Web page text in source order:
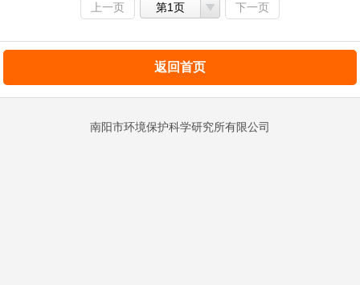
上一页 第1页 下一页
返回首页
南阳市环境保护科学研究所有限公司